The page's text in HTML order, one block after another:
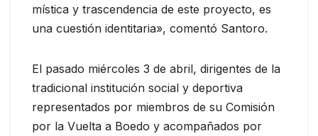
mística y trascendencia de este proyecto, es
una cuestión identitaria», comentó Santoro.
El pasado miércoles 3 de abril, dirigentes de la
tradicional institución social y deportiva
representados por miembros de su Comisión
por la Vuelta a Boedo y acompañados por